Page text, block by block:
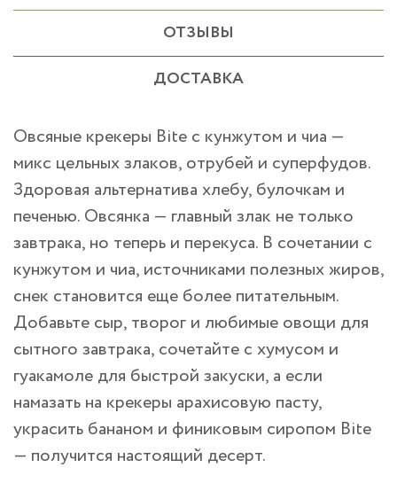
ОТЗЫВЫ
ДОСТАВКА
Овсяные крекеры Bite c кунжутом и чиа —
микс цельных злаков, отрубей и суперфудов.
Здоровая альтернатива хлебу, булочкам и
печенью. Овсянка — главный злак не только
завтрака, но теперь и перекуса. В сочетании с
кунжутом и чиа, источниками полезных жиров,
снек становится еще более питательным.
Добавьте сыр, творог и любимые овощи для
сытного завтрака, сочетайте с хумусом и
гуакамоле для быстрой закуски, а если
намазать на крекеры арахисовую пасту,
украсить бананом и финиковым сиропом Bite
— получится настоящий десерт.